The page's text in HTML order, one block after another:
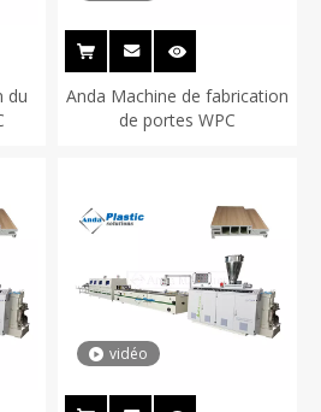
du
Anda Machine de fabrication
de portes WPC
vidéo